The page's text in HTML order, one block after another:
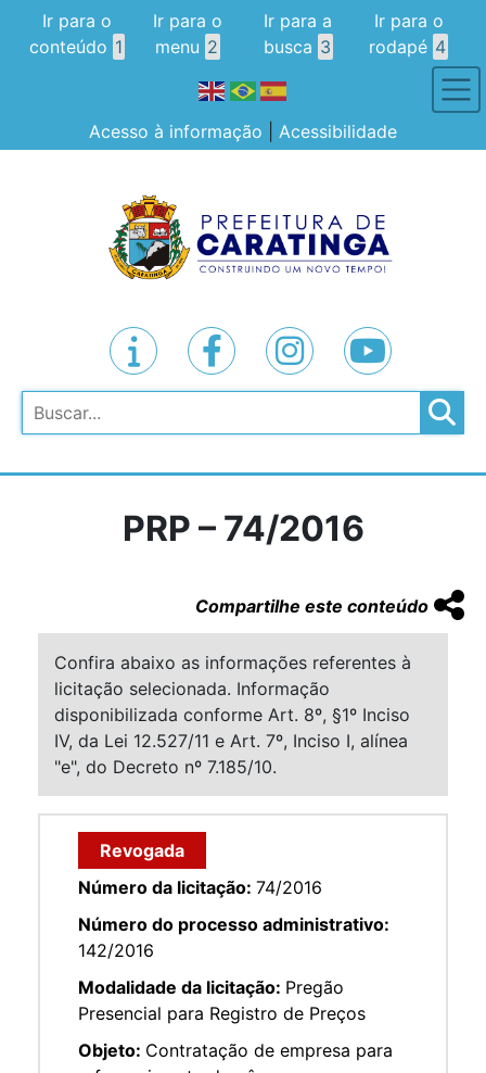
Ir para o
conteúdo 1
Ir para o
menu 2
Ir para a
busca 3
Ir para o
rodapé 4
Acesso à informação Acessibilidade
Pesquisar
PRP – 74/2016
Compartilhe este conteúdo
Confira abaixo as informações referentes à
licitação selecionada. Informação
disponibilizada conforme Art. 8º, §1º Inciso
IV, da Lei 12.527/11 e Art. 7º, Inciso I, alínea
"e", do Decreto nº 7.185/10.
Revogada
Número da licitação: 74/2016
Número do processo administrativo:
142/2016
Modalidade da licitação: Pregão
Presencial para Registro de Preços
Objeto: Contratação de empresa para